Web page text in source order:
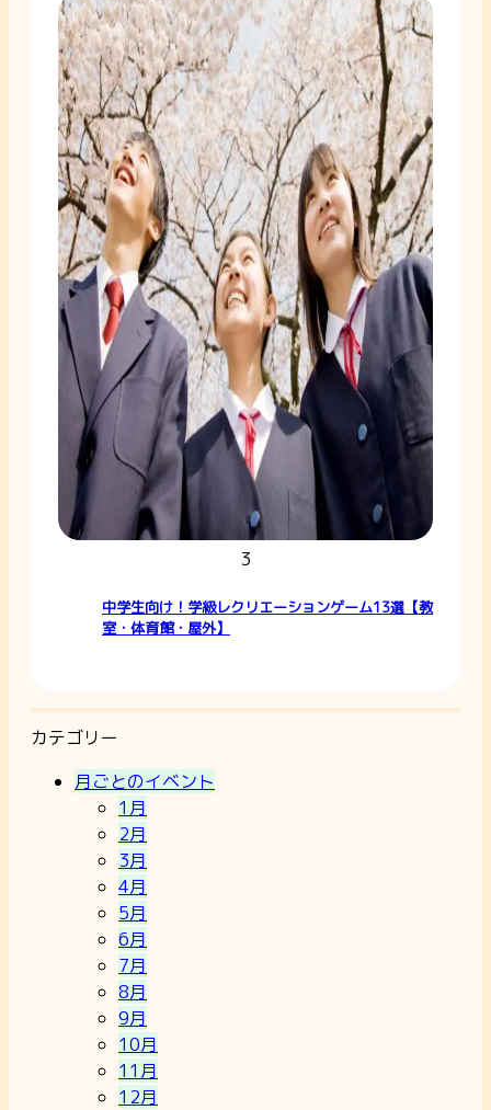
3
中学生向け！学級レクリエーションゲーム13選【教
室・体育館・屋外】
カテゴリー
月ごとのイベント
1月
2月
3月
4月
5月
6月
7月
8月
9月
10月
11月
12月